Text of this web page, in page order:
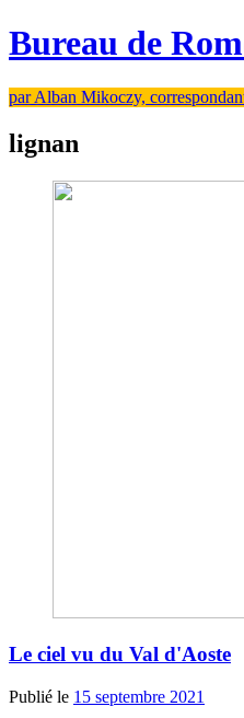
Bureau de
par Alban Mikoczy,
lignan
Le ciel vu du Val d'Aoste
Publié le 15 septembre 2021